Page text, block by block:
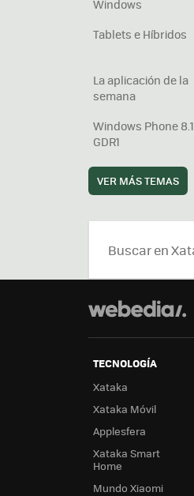
Windows
Tablets e Híbridos
La aplicación de la
semana
Windows Phone 8.1
GDR1
VER MÁS TEMAS
TECNOLOGÍA
Xataka
Xataka Móvil
Applesfera
Xataka Smart
Home
Mundo Xiaomi